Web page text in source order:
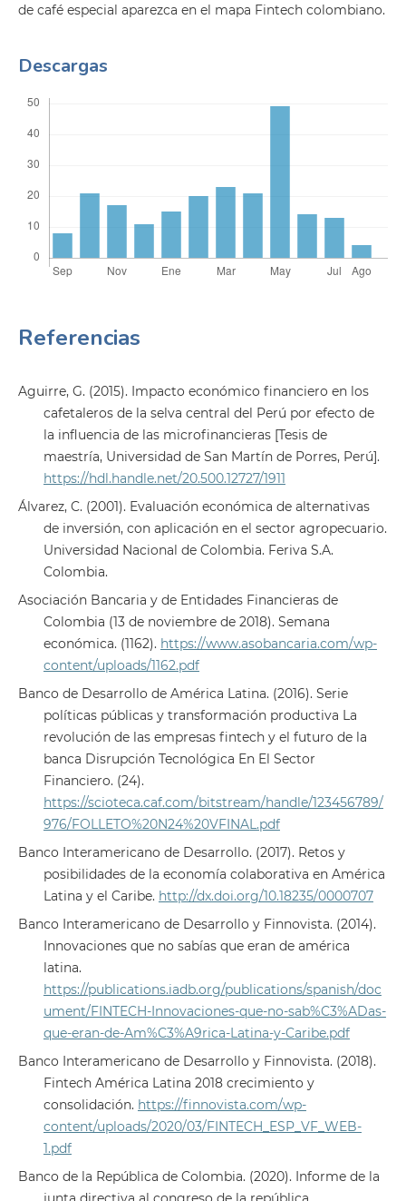
de café especial aparezca en el mapa Fintech colombiano.
Descargas
Referencias
Aguirre, G. (2015). Impacto económico financiero en los
cafetaleros de la selva central del Perú por efecto de
la influencia de las microfinancieras [Tesis de
maestría, Universidad de San Martín de Porres, Perú].
https://hdl.handle.net/20.500.12727/1911
Álvarez, C. (2001). Evaluación económica de alternativas
de inversión, con aplicación en el sector agropecuario.
Universidad Nacional de Colombia. Feriva S.A.
Colombia.
Asociación Bancaria y de Entidades Financieras de
Colombia (13 de noviembre de 2018). Semana
económica. (1162). https://www.asobancaria.com/wp-
content/uploads/1162.pdf
Banco de Desarrollo de América Latina. (2016). Serie
políticas públicas y transformación productiva La
revolución de las empresas fintech y el futuro de la
banca Disrupción Tecnológica En El Sector
Financiero. (24).
https://scioteca.caf.com/bitstream/handle/123456789/
976/FOLLETO%20N24%20VFINAL.pdf
Banco Interamericano de Desarrollo. (2017). Retos y
posibilidades de la economía colaborativa en América
Latina y el Caribe. http://dx.doi.org/10.18235/0000707
Banco Interamericano de Desarrollo y Finnovista. (2014).
Innovaciones que no sabías que eran de américa
latina.
https://publications.iadb.org/publications/spanish/doc
ument/FINTECH-Innovaciones-que-no-sab%C3%ADas-
que-eran-de-Am%C3%A9rica-Latina-y-Caribe.pdf
Banco Interamericano de Desarrollo y Finnovista. (2018).
Fintech América Latina 2018 crecimiento y
consolidación. https://finnovista.com/wp-
content/uploads/2020/03/FINTECH_ESP_VF_WEB-
1.pdf
Banco de la República de Colombia. (2020). Informe de la